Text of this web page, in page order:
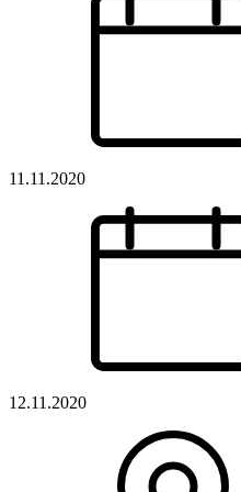
11.11.2020
12.11.2020